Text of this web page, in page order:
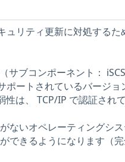
リティ更新に対処するた
サブコンポーネント：
ートされているバージ
は、 TCP/IP で認証され
ないオペレーティングシ
できるようになります（